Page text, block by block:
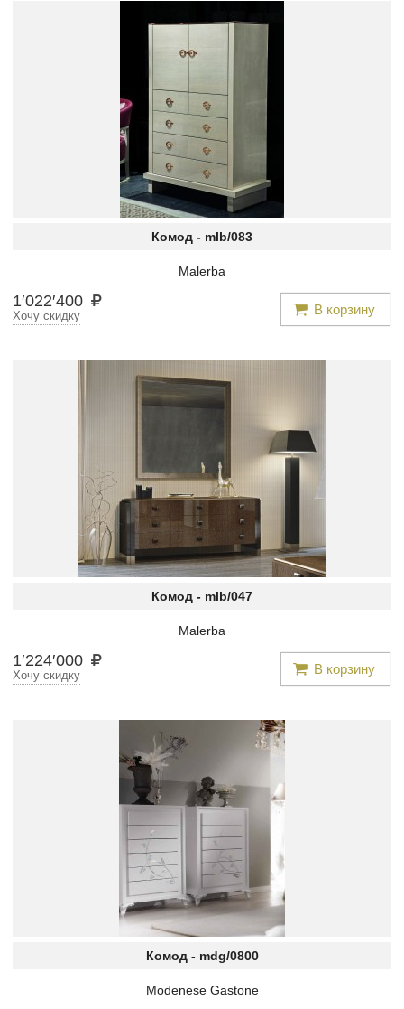
Комод - mlb/083
Malerba
1′022′400 В корзину
Хочу скидку
Комод - mlb/047
Malerba
1′224′000 В корзину
Хочу скидку
Комод - mdg/0800
Modenese Gastone